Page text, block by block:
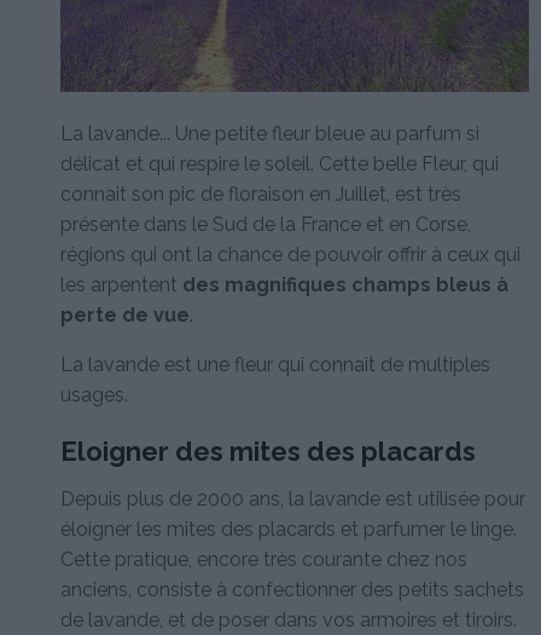
La lavande... Une petite fleur bleue au parfum si
délicat et qui respire le soleil. Cette belle Fleur, qui
connait son pic de floraison en Juillet, est très
présente dans le Sud de la France et en Corse,
régions qui ont la chance de pouvoir offrir à ceux qui
les arpentent des magnifiques champs bleus à
perte de vue.
La lavande est une fleur qui connait de multiples
usages.
Eloigner des mites des placards
Depuis plus de 2000 ans, la lavande est utilisée pour
éloigner les mites des placards et parfumer le linge.
Cette pratique, encore très courante chez nos
anciens, consiste à confectionner des petits sachets
de lavande, et de poser dans vos armoires et tiroirs.